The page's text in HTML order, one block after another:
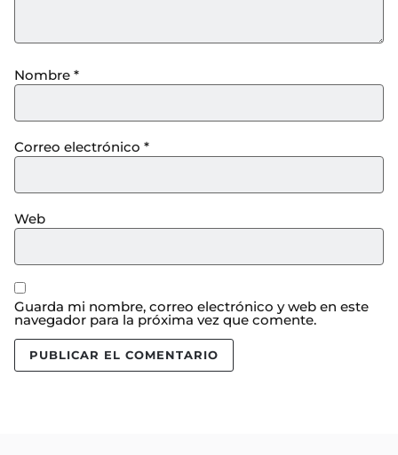
Nombre *
Correo electrónico *
Web
Guarda mi nombre, correo electrónico y web en este
navegador para la próxima vez que comente.